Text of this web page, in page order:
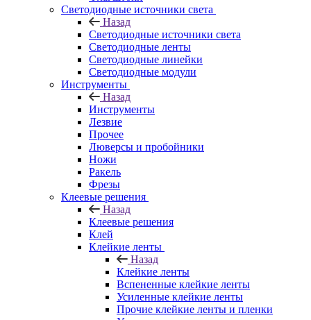
Светодиодные источники света
Назад
Светодиодные источники света
Светодиодные ленты
Светодиодные линейки
Светодиодные модули
Инструменты
Назад
Инструменты
Лезвие
Прочее
Люверсы и пробойники
Ножи
Ракель
Фрезы
Клеевые решения
Назад
Клеевые решения
Клей
Клейкие ленты
Назад
Клейкие ленты
Вспененные клейкие ленты
Усиленные клейкие ленты
Прочие клейкие ленты и пленки